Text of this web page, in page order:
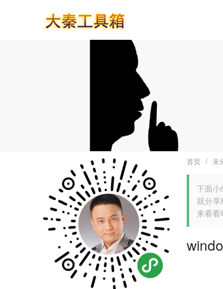
首页 / 未
下面小
就分享
来看看